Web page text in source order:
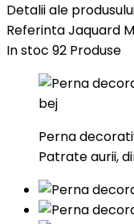
Detalii ale
ReferintaJaquard
In stoc 92 Produse
Perna
Patrate aurii,